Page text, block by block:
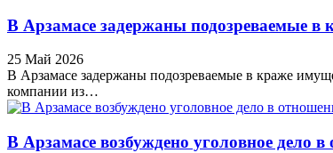
В Арзамасе задержаны подозреваемые в
25 Май 2026
В Арзамасе задержаны подозреваемые в краже
компании из…
В Арзамасе возбуждено уголовное дело